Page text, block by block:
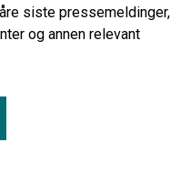
siste pressemeldinger,
og annen relevant